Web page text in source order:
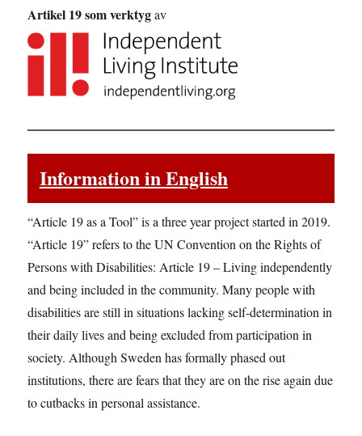
Artikel 19 som verktygav
Information in English
“Article 19 as a Tool” is a three year project started in 2019.
“Article 19” refers to the UN Convention on the Rights of
Persons with Disabilities: Article 19 – Living independently
and being included in the community. Many people with
disabilities are still in situations lacking self-determination in
their daily lives and being excluded from participation in
society. Although Sweden has formally phased out
institutions, there are fears that they are on the rise again due
to cutbacks in personal assistance.